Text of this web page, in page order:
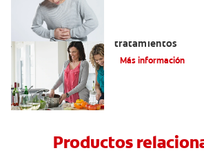
tratamientos
Más información
Productos